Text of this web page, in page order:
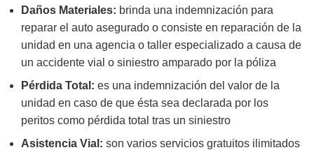
Daños Materiales: brinda una indemnización para
reparar el auto asegurado o consiste en reparación de la
unidad en una agencia o taller especializado a causa de
un accidente vial o siniestro amparado por la póliza
Pérdida Total: es una indemnización del valor de la
unidad en caso de que ésta sea declarada por los
peritos como pérdida total tras un siniestro
Asistencia Vial: son varios servicios gratuitos ilimitados